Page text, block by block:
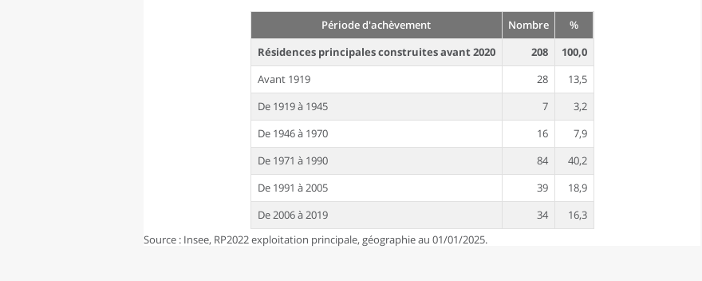
Période d'achèvement Nombre
%
Résidences principales construites avant 2020
208
100,0
Avant 1919
28
13,5
De 1919 à 1945
7
3,2
De 1946 à 1970
16
7,9
De 1971 à 1990
84
40,2
De 1991 à 2005
39
18,9
De 2006 à 2019
34
16,3
Source : Insee, RP2022 exploitation principale, géographie au 01/01/2025.